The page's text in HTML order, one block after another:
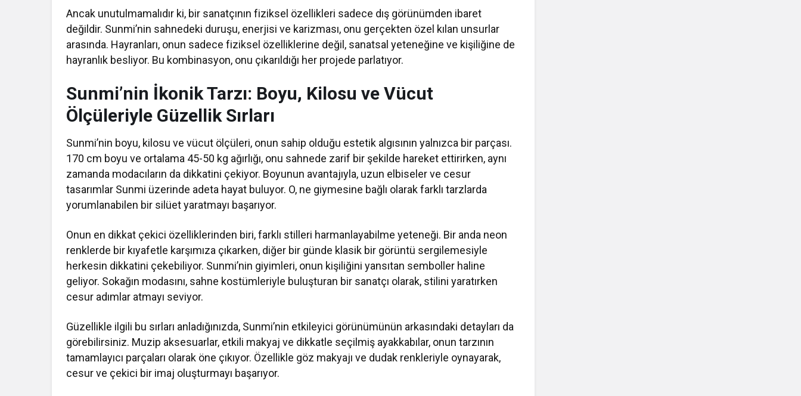
Ancak unutulmamalıdır ki, bir sanatçının fiziksel özellikleri sadece dış görünümden ibaret
değildir. Sunmi’nin sahnedeki duruşu, enerjisi ve karizması, onu gerçekten özel kılan unsurlar
arasında. Hayranları, onun sadece fiziksel özelliklerine değil, sanatsal yeteneğine ve kişiliğine de
hayranlık besliyor. Bu kombinasyon, onu çıkarıldığı her projede parlatıyor.
Sunmi’nin İkonik Tarzı: Boyu, Kilosu ve Vücut
Ölçüleriyle Güzellik Sırları
Sunmi’nin boyu, kilosu ve vücut ölçüleri, onun sahip olduğu estetik algısının yalnızca bir parçası.
170 cm boyu ve ortalama 45-50 kg ağırlığı, onu sahnede zarif bir şekilde hareket ettirirken, aynı
zamanda modacıların da dikkatini çekiyor. Boyunun avantajıyla, uzun elbiseler ve cesur
tasarımlar Sunmi üzerinde adeta hayat buluyor. O, ne giymesine bağlı olarak farklı tarzlarda
yorumlanabilen bir silüet yaratmayı başarıyor.
Onun en dikkat çekici özelliklerinden biri, farklı stilleri harmanlayabilme yeteneği. Bir anda neon
renklerde bir kıyafetle karşımıza çıkarken, diğer bir günde klasik bir görüntü sergilemesiyle
herkesin dikkatini çekebiliyor. Sunmi’nin giyimleri, onun kişiliğini yansıtan semboller haline
geliyor. Sokağın modasını, sahne kostümleriyle buluşturan bir sanatçı olarak, stilini yaratırken
cesur adımlar atmayı seviyor.
Güzellikle ilgili bu sırları anladığınızda, Sunmi’nin etkileyici görünümünün arkasındaki detayları da
görebilirsiniz. Muzip aksesuarlar, etkili makyaj ve dikkatle seçilmiş ayakkabılar, onun tarzının
tamamlayıcı parçaları olarak öne çıkıyor. Özellikle göz makyajı ve dudak renkleriyle oynayarak,
cesur ve çekici bir imaj oluşturmayı başarıyor.